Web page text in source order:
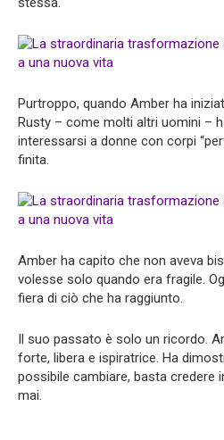
Purtroppo, quando Amber ha
Rusty – come molti altri uomini –
interessarsi a donne con corpi
finita.
Amber ha capito che non aveva
volesse solo quando era fragile.
fiera di ciò che ha raggiunto.
Il suo passato è solo un ricordo.
forte, libera e ispiratrice. Ha
possibile cambiare, basta credere
mai.